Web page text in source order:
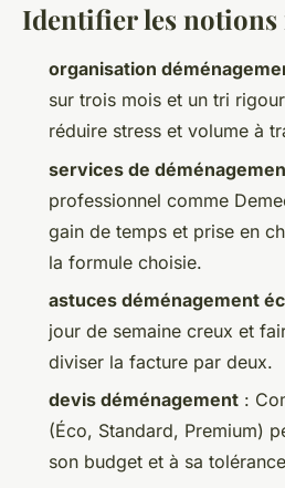
Identifier les
organisation
sur trois mois et un tri
réduire stress et volume à
services de
professionnel comme
gain de temps et prise en
la formule choisie.
astuces déménagement
jour de semaine creux et
diviser la facture par deux.
devis déménagement :
(Éco, Standard, Premium)
son budget et à sa